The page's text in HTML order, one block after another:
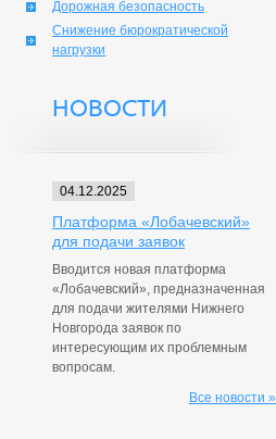
Дорожная безопасность
Снижение бюрократической
нагрузки
НОВОСТИ
04.12.2025
Платформа «Лобачевский»
для подачи заявок
Вводится новая платформа
«Лобачевский», предназначенная
для подачи жителями Нижнего
Новгорода заявок по
интересующим их проблемным
вопросам.
Все новости »